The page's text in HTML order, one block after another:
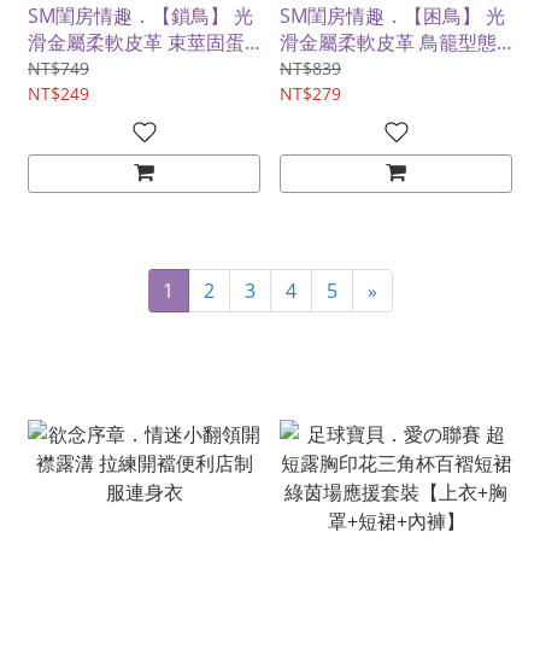
SM閨房情趣．【鎖鳥】 光
滑金屬柔軟皮革 束莖固蛋
束縛牽引貞操鎖
NT$749
NT$249
SM閨房情趣．【困鳥】 光
滑金屬柔軟皮革 鳥籠型態
陰莖束縛貞操鎖
NT$839
NT$279
1 2 3 4 5 »